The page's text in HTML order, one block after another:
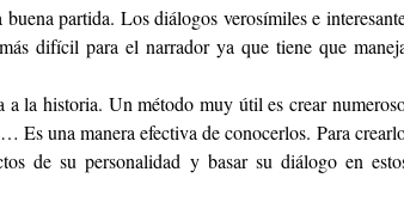
partida. Los diálogos verosímiles e
difícil para el narrador ya que tiene que
la historia. Un método muy útil es crear
Es una manera efectiva de conocerlos. Para
de su personalidad y basar su diálogo en